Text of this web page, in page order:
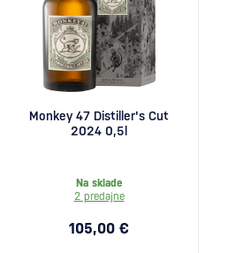
Monkey 47 Distiller's Cut
2024 0,5l
Na sklade
2 predajne
105,00 €